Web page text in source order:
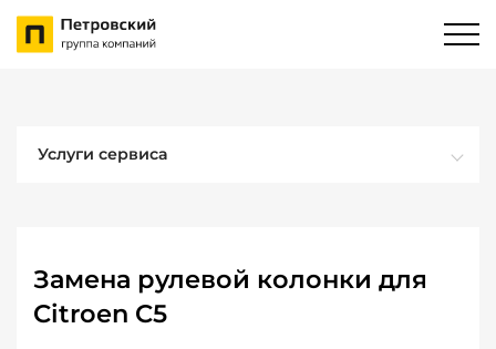
Услуги сервиса
Замена рулевой колонки для
Citroen C5